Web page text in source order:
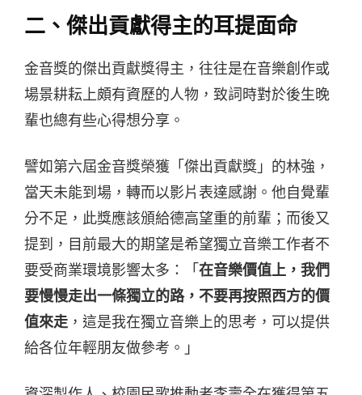
二、傑出貢獻得主的耳提面命
金音獎的傑出貢獻獎得主，往往是在音樂創作或
場景耕耘上頗有資歷的人物，致詞時對於後生晚
輩也總有些心得想分享。
譬如第六屆金音獎榮獲「傑出貢獻獎」的林強，
當天未能到場，轉而以影片表達感謝。他自覺輩
分不足，此獎應該頒給德高望重的前輩；而後又
提到，目前最大的期望是希望獨立音樂工作者不
要受商業環境影響太多：「 在音樂價值上，我們
要慢慢走出一條獨立的路，不要再按照西方的價
值來走，這是我在獨立音樂上的思考，可以提供
給各位年輕朋友做參考。」